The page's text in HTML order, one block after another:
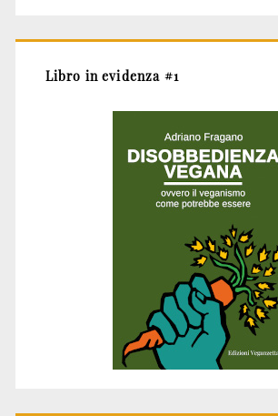
Libro in evidenza #1